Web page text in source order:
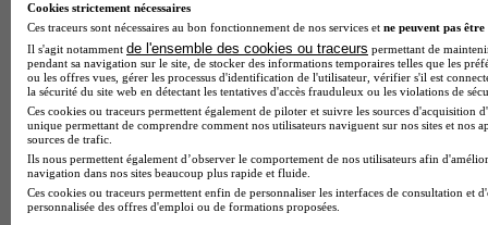
BTS Dietetique en alternance
BTS Mco en alternance
BTS Pi en alternance
BTS Sp3s en alternance
Master CCA en alternance
BTS Ndrc en alternance
BTS Sam en alternance
Cap Fleuriste en alternance
BTS Sio en alternance
MSc Marketing Digital en alternance
BTS Gpme en alternance
Cookies strictement nécessaires
Ces traceurs sont nécessaires au bon fonctionnement de nos services et ne peuvent pas être
Il s'agit notamment de l'ensemble des cookies ou traceurs permettant de
pendant sa navigation sur le site, de stocker des informations temporaires telles que les
ou les offres vues, gérer les processus d'identification de l'utilisateur, vérifier s'il est
la sécurité du site web en détectant les tentatives d'accès frauduleux ou les violations de
Ces cookies ou traceurs permettent également de piloter et suivre les sources d'acquisition
unique permettant de comprendre comment nos utilisateurs naviguent sur nos sites et nos
sources de trafic.
Ils nous permettent également d’observer le comportement de nos utilisateurs afin
navigation dans nos sites beaucoup plus rapide et fluide.
Ces cookies ou traceurs permettent enfin de personnaliser les interfaces de consultation et
personnalisée des offres d'emploi ou de formations proposées.